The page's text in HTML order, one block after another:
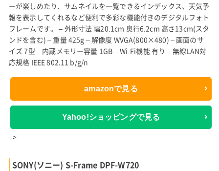
ーが楽しめたり、サムネイルを一覧できるインデックス、天気予
報を表示してくれるなど便利で多彩な機能付きのデジタルフォト
フレームです。 – 外形寸法 幅20.1cm 奥行6.2cm 高さ13cm(スタ
ンドを含む) – 重量 425g – 解像度 WVGA(800×480) – 画面のサ
イズ 7型 – 内蔵メモリー容量 1GB – Wi-Fi機能 有り – 無線LAN対
応規格 IEEE 802.11 b/g/n
amazonで見る
Yahoo!ショッピングで見る
–>
SONY(ソニー) S-Frame DPF-W720